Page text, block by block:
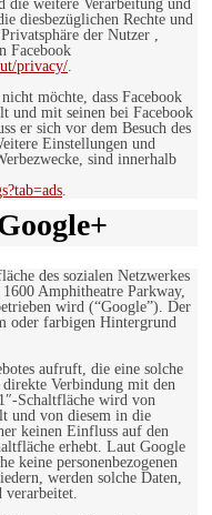
die weitere Verarbeitung und
diesbezüglichen Rechte und
der Nutzer ,
Facebook
privacy/.
möchte, dass Facebook
und mit seinen bei Facebook
er sich vor dem Besuch des
Einstellungen und
sind innerhalb
.
des sozialen Netzwerkes
Amphitheatre Parkway,
wird (“Google”). Der
oder farbigen Hintergrund
aufruft, die eine solche
Verbindung mit den
Schaltfläche wird von
und von diesem in die
keinen Einfluss auf den
erhebt. Laut Google
keine personenbezogenen
werden solche Daten,
verarbeitet.